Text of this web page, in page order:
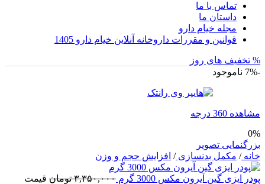
تماس با ما
داستان ما
مجله خیام دارو
قوانین و مقررات داروخانه آنلاین خیام دارو 1405
% تخفیف های روز
-7%
ناموجود
مشاهده 360 درجه
0%
بزرگنمایی تصویر
خانه/ مکمل بدنسازی/ افزایش حجم و وزن
پودر ایزی گین آیرون مکس 3000 گرم ۳,۳۵۰,۰۰۰ تومان قیمت